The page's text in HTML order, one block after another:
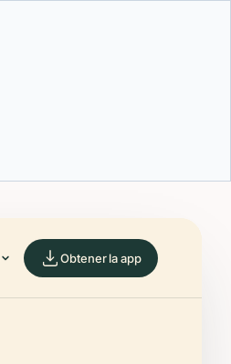
Obtener la app